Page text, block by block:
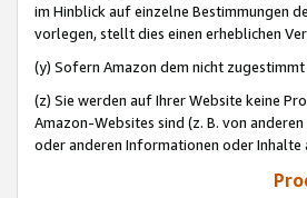
im Hinblick auf einzelne Bestimmungen
vorlegen, stellt dies einen erheblichen
(y) Sofern Amazon dem nicht
(z) Sie werden auf Ihrer Website keine
Amazon-Websites sind (z. B. von
oder anderen Informationen oder Inhalte